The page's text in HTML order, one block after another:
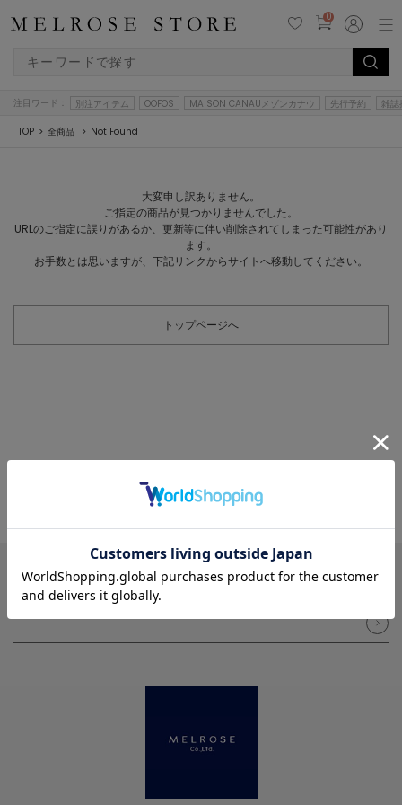
0
注目ワード： 別注アイテム OOFOS MAISON CANAUメゾンカナウ 先行予約 雑誌
TOP 全商品 Not Found
大変申し訳ありません。
ご指定の商品が見つかりませんでした。
URLのご指定に誤りがあるか、更新等に伴い削除されてしまった可能性があり
ます。
お手数とは思いますが、下記リンクからサイトへ移動してください。
トップページへ
NEWSLETTER メルマガ登録